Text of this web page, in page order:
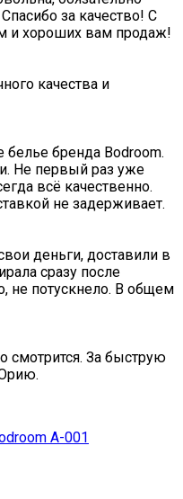
за качество! С
и хороших вам продаж!
качества и
белье бренда Bodroom.
Не первый раз уже
всё качественно.
не задерживает.
деньги, доставили в
сразу после
не потускнело. В общем
смотрится. За быструю
A-001